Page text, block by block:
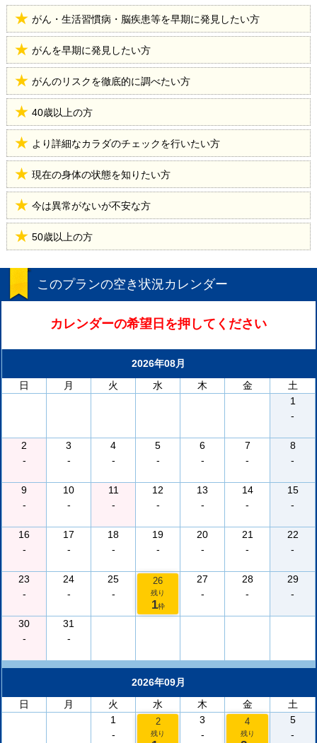
がん・生活習慣病・脳疾患等を早期に発見したい方
がんを早期に発見したい方
がんのリスクを徹底的に調べたい方
40歳以上の方
より詳細なカラダのチェックを行いたい方
現在の身体の状態を知りたい方
今は異常がないが不安な方
50歳以上の方
このプランの空き状況カレンダー
カレンダーの希望日を押してください
2026年08月
日
月 火 水 木 金
土
1
-
2
-
3
-
4
-
5
-
6
-
7
-
8
-
9
-
10
-
11
-
12
-
13
-
14
-
15
-
16
-
17
-
18
-
19
-
20
-
21
-
22
-
23
-
24
-
25
-
26
残り
1枠
27
-
28
-
29
-
30
-
31
-
2026年09月
日
月 火 水 木 金
土
1
-
2
残り
3
-
4
残り
5
-